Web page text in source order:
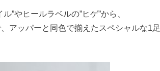
”やヒールラベルの”ヒゲ”から、
アッパーと同色で揃えたスペシャルな1足